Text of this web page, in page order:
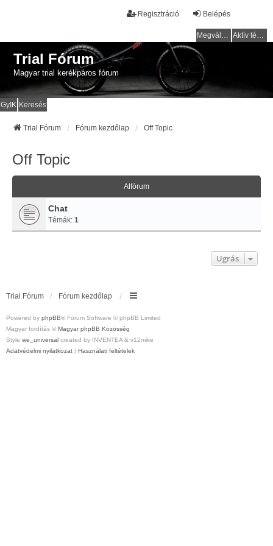
Belépés
Regisztráció
Megválaszolatlan témák Aktív témák
Trial Fórum
Magyar trial kerékpáros fórum
GyIK Keresés
Trial Fórum Fórum kezdőlap Off Topic
Off Topic
Alfórum
Chat
Témák: 1
Ugrás
Trial Fórum Fórum kezdőlap
Powered by phpBB® Forum Software © phpBB Limited
Magyar fordítás © Magyar phpBB Közösség
Style we_universal created by INVENTEA & v12mike
Adatvédelmi nyilatkozat | Használati feltételek